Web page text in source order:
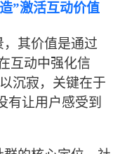
”激活互动价值
其价值是通过
互动中强化信
沉寂，关键在于
有让用户感受到